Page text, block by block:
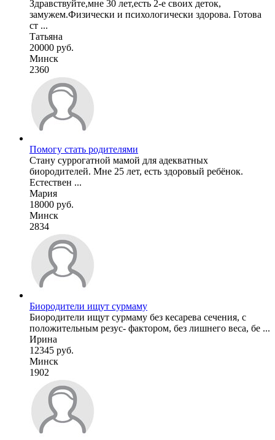
Здравствуйте,мне 30 лет,есть 2-е своих деток,
замужем.Физически и психологически здорова. Готова
ст ...
Татьяна
20000 руб.
Минск
2360
Помогу стать родителями
Стану суррогатной мамой для адекватных
биородителей. Мне 25 лет, есть здоровый ребёнок.
Естествен ...
Мария
18000 руб.
Минск
2834
Биородители ищут сурмаму
Биородители ищут сурмаму без кесарева сечения, с
положительным резус- фактором, без лишнего веса, бе ...
Ирина
12345 руб.
Минск
1902